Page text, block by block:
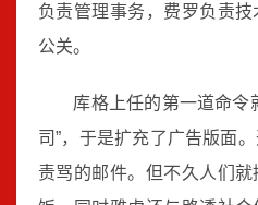
负责管理事务，费罗负责
公关。
库格上任的第一道命令
司”，于是扩充了广告版面
责骂的邮件。但不久人们